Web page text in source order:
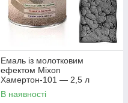
Емаль із молотковим
ефектом Mixon
Хамертон-101 — 2,5 л
В наявності